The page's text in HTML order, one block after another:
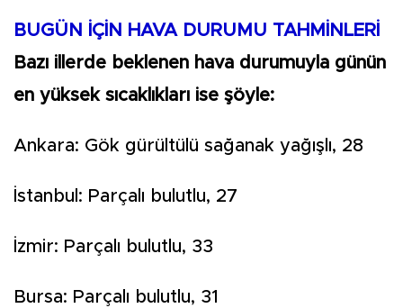
BUGÜN İÇİN HAVA DURUMU TAHMİNLERİ
Bazı illerde beklenen hava durumuyla günün
en yüksek sıcaklıkları ise şöyle:
Ankara: Gök gürültülü sağanak yağışlı, 28
İstanbul: Parçalı bulutlu, 27
İzmir: Parçalı bulutlu, 33
Bursa: Parçalı bulutlu, 31